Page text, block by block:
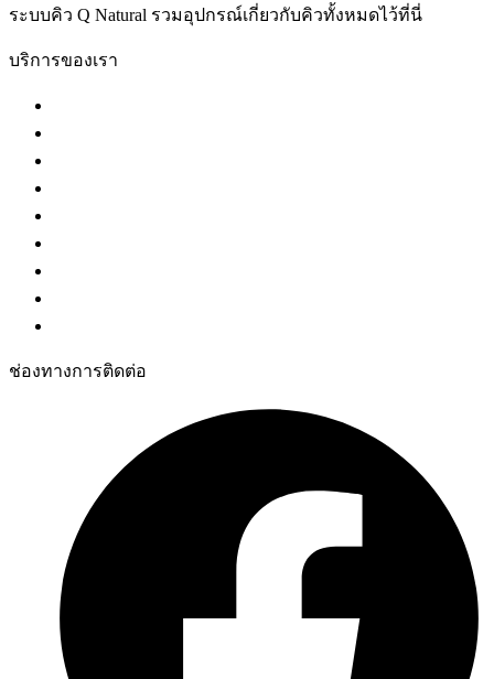
ระบบคิว Q Natural รวมอุปกรณ์เกี่ยวกับคิวทั้งหมดไว้ที่นี่
บริการของเรา
ช่องทางการติดต่อ